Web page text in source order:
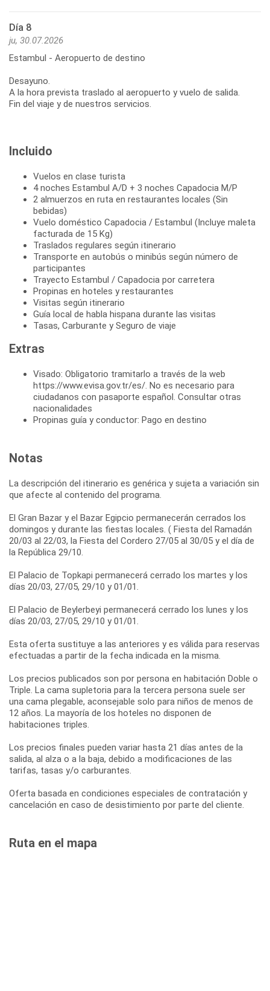
Día 8
ju, 30.07.2026
Estambul - Aeropuerto de destino
Desayuno.
A la hora prevista traslado al aeropuerto y vuelo de salida.
Fin del viaje y de nuestros servicios.
Incluido
Vuelos en clase turista
4 noches Estambul A/D + 3 noches Capadocia M/P
2 almuerzos en ruta en restaurantes locales (Sin
bebidas)
Vuelo doméstico Capadocia / Estambul (Incluye maleta
facturada de 15 Kg)
Traslados regulares según itinerario
Transporte en autobús o minibús según número de
participantes
Trayecto Estambul / Capadocia por carretera
Propinas en hoteles y restaurantes
Visitas según itinerario
Guía local de habla hispana durante las visitas
Tasas, Carburante y Seguro de viaje
Extras
Visado: Obligatorio tramitarlo a través de la web
https://www.evisa.gov.tr/es/. No es necesario para
ciudadanos con pasaporte español. Consultar otras
nacionalidades
Propinas guía y conductor: Pago en destino
Notas
La descripción del itinerario es genérica y sujeta a variación sin
que afecte al contenido del programa.
El Gran Bazar y el Bazar Egipcio permanecerán cerrados los
domingos y durante las fiestas locales. ( Fiesta del Ramadán
20/03 al 22/03, la Fiesta del Cordero 27/05 al 30/05 y el día de
la República 29/10.
El Palacio de Topkapi permanecerá cerrado los martes y los
días 20/03, 27/05, 29/10 y 01/01.
El Palacio de Beylerbeyi permanecerá cerrado los lunes y los
días 20/03, 27/05, 29/10 y 01/01.
Esta oferta sustituye a las anteriores y es válida para reservas
efectuadas a partir de la fecha indicada en la misma.
Los precios publicados son por persona en habitación Doble o
Triple. La cama supletoria para la tercera persona suele ser
una cama plegable, aconsejable solo para niños de menos de
12 años. La mayoría de los hoteles no disponen de
habitaciones triples.
Los precios finales pueden variar hasta 21 días antes de la
salida, al alza o a la baja, debido a modificaciones de las
tarifas, tasas y/o carburantes.
Oferta basada en condiciones especiales de contratación y
cancelación en caso de desistimiento por parte del cliente.
Ruta en el mapa